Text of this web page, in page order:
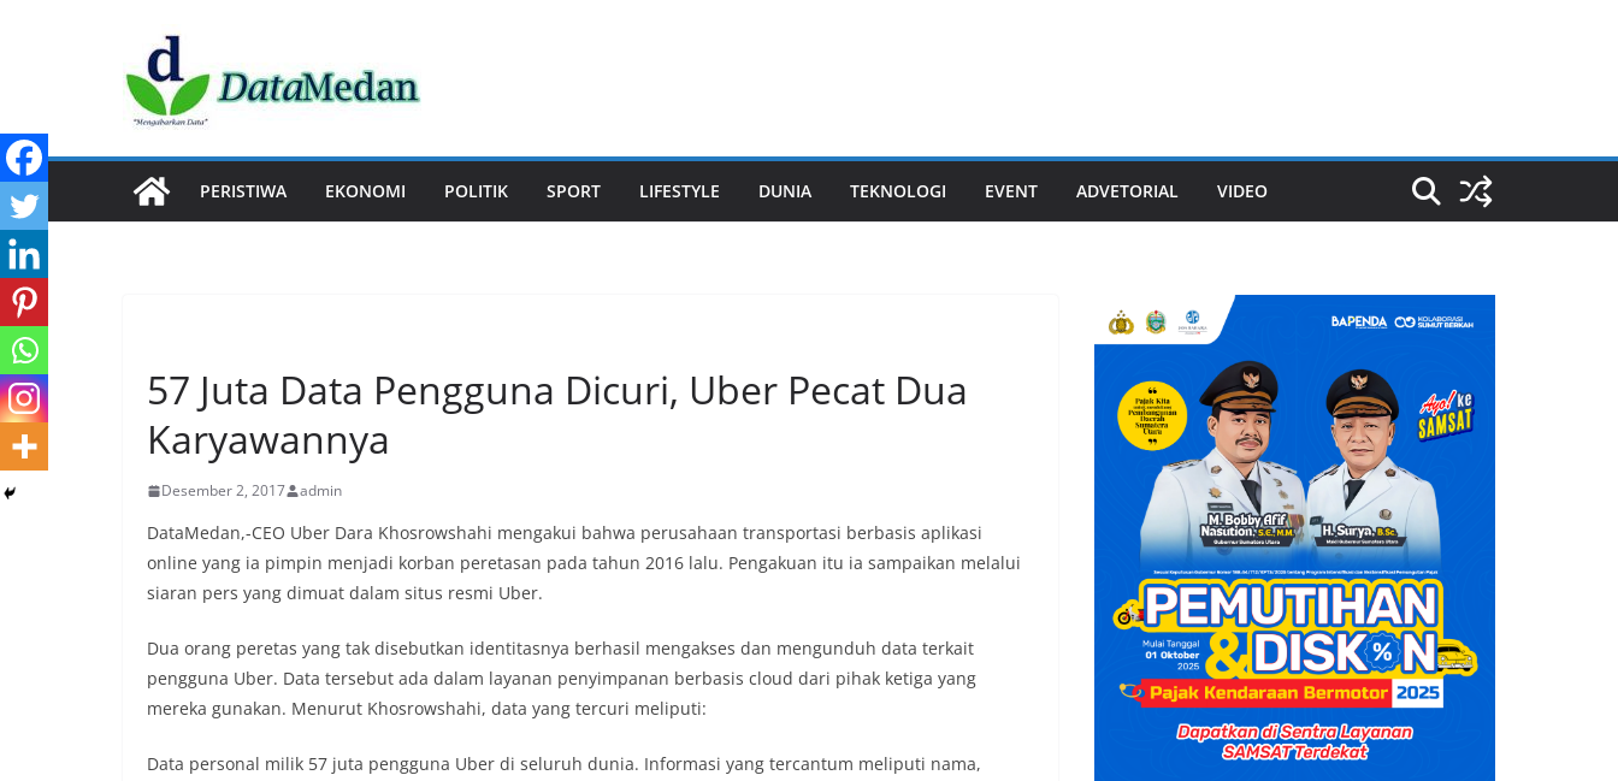
PERISTIWA EKONOMI POLITIK SPORT LIFESTYLE DUNIA TEKNOLOGI EVENT ADVETORIAL VIDEO
57 Juta Data Pengguna Dicuri, Uber Pecat Dua
Karyawannya
Desember 2, 2017 admin
DataMedan,-CEO Uber Dara Khosrowshahi mengakui bahwa perusahaan transportasi berbasis aplikasi
online yang ia pimpin menjadi korban peretasan pada tahun 2016 lalu. Pengakuan itu ia sampaikan melalui
siaran pers yang dimuat dalam situs resmi Uber.
Dua orang peretas yang tak disebutkan identitasnya berhasil mengakses dan mengunduh data terkait
pengguna Uber. Data tersebut ada dalam layanan penyimpanan berbasis cloud dari pihak ketiga yang
mereka gunakan. Menurut Khosrowshahi, data yang tercuri meliputi:
Data personal milik 57 juta pengguna Uber di seluruh dunia. Informasi yang tercantum meliputi nama,